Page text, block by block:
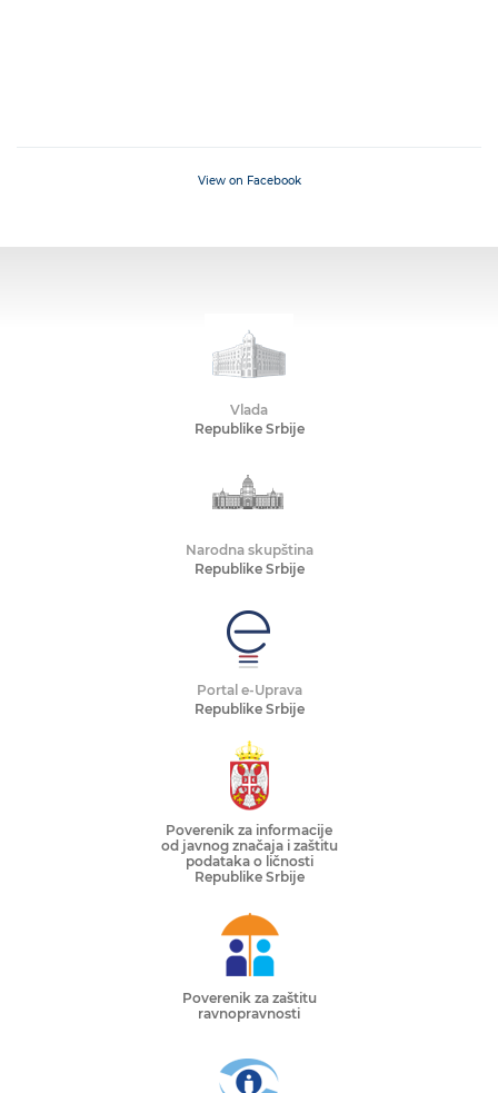
View on Facebook
Vlada
Republike Srbije
Narodna skupština
Republike Srbije
Portal e-Uprava
Republike Srbije
Poverenik za informacije
od javnog značaja i zaštitu
podataka o ličnosti
Republike Srbije
Poverenik za zaštitu
ravnopravnosti